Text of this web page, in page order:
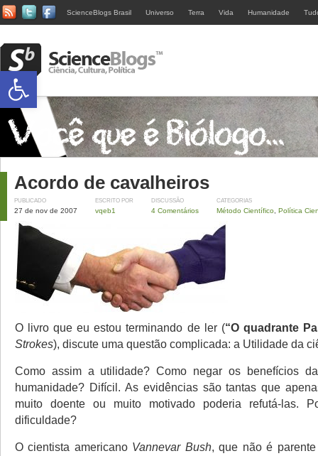
ScienceBlogs Brasil Universo Terra Vida Humanidade
Acordo de cavalheiros
PUBLICADO
27 de nov de 2007
ESCRITO POR
vqeb1
DISCUSSÃO
4 Comentários
CATEGORIAS
Método Científico Política
O livro que eu estou terminando de ler (“O quadrante
Strokes), discute uma questão complicada: a Utilidade da
Como assim a utilidade? Como negar os benefícios
humanidade? Difícil. As evidências são tantas que
muito doente ou muito motivado poderia refutá-las.
dificuldade?
O cientista americano Vannevar Bush, que não é
Abrir a barra de ferramentas